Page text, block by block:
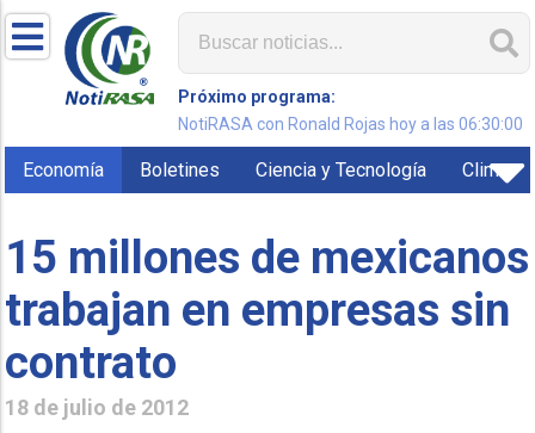
Próximo programa:
NotiRASA con Ronald Rojas hoy a las 06:30:00
Economía Boletines Ciencia y Tecnología Clima
15 millones de mexicanos
trabajan en empresas sin
contrato
18 de julio de 2012